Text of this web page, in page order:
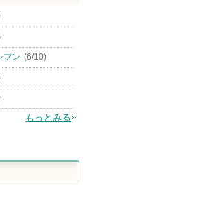
ブン (6/10)
もっとみる